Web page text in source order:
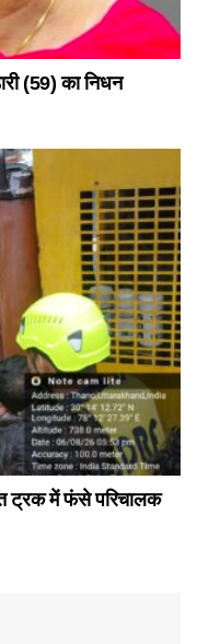
(59) का निधन
ट्रक में फंसे परिचालक